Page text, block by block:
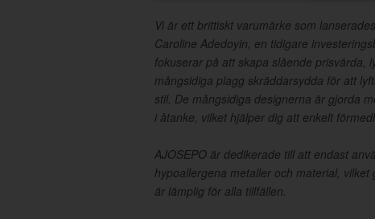
Vi är ett brittiskt varumärke som
Caroline Adedoyin, en tidigare
fokuserar på att skapa slående prisvärda,
mångsidiga plagg skräddarsydda för att
stil. De mångsidiga designerna är gjorda
i åtanke, vilket hjälper dig att enkelt
AJOSEPO är dedikerade till att endast
hypoallergena metaller och material,
är lämplig för alla tillfällen.